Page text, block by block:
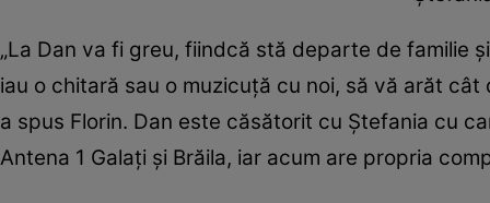
„La Dan va fi greu, fiindcă stă departe de familie
iau o chitară sau o muzicuţă cu noi, să vă arăt
a spus Florin. Dan este căsătorit cu Ştefania cu
Antena 1 Galaţi şi Brăila, iar acum are propria